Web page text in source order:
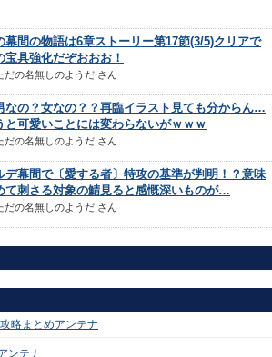
幕間の物語は6章ストーリー第17節(3/5)クリアで
宝具強化だぞおおお！
だの名無しのようだ さん
なの？女なの？？再臨イラスト見ても分からん…
と可愛いことには変わらないがｗｗｗ
だの名無しのようだ さん
デ幕間で〔愛する者〕特攻の基準が判明！？意味
て刺さる対象の鯖見ると感慨深いものが…
だの名無しのようだ さん
略まとめアンテナ
ンテナ